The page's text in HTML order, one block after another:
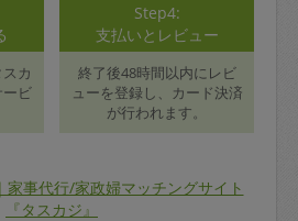
カ
ービ
Step4:
支払いとレビュー
終了後48時間以内にレビ
ューを登録し、カード決済
が行われます。
家事代行/家政婦マッチングサイト
『タスカジ』